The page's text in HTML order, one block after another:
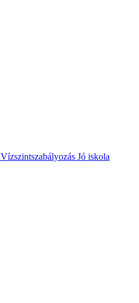
Vízszintszabályozás Jó iskola